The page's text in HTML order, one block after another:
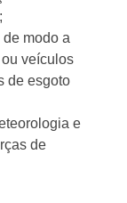
modo a
veículos
de esgoto
e
de